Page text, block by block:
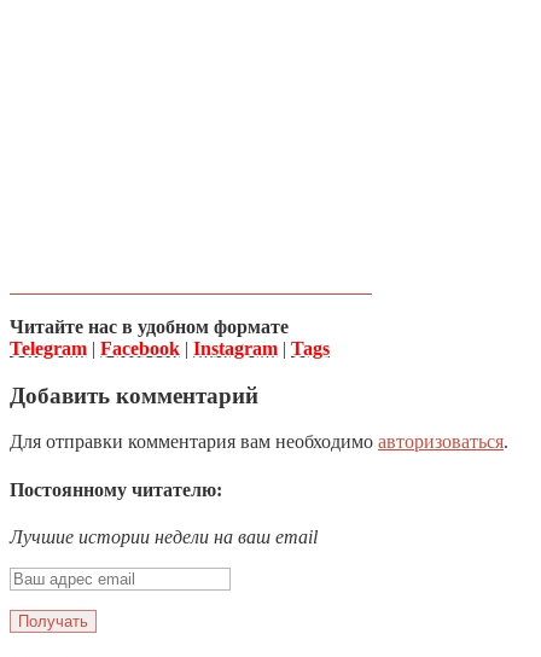
Читайте нас в удобном формате
Telegram | Facebook | Instagram | Tags
Добавить комментарий
Для отправки комментария вам необходимо авторизоваться.
Постоянному читателю:
Лучшие истории недели на ваш email